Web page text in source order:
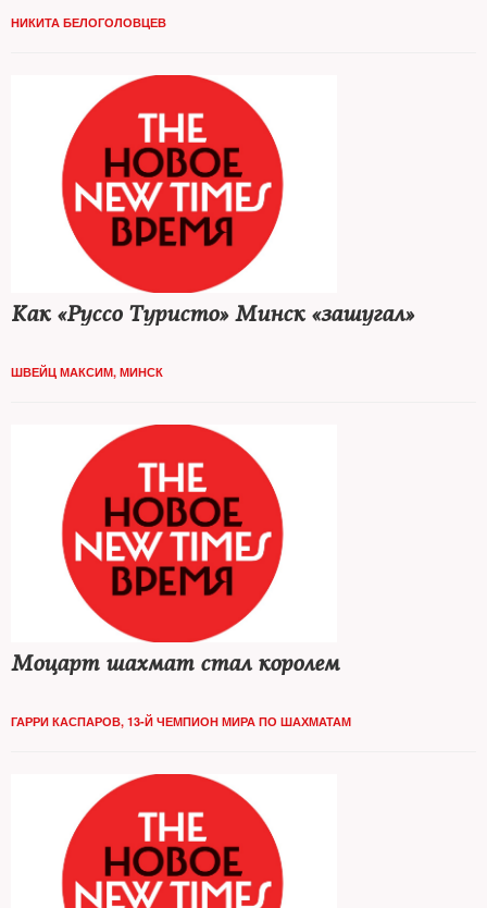
НИКИТА БЕЛОГОЛОВЦЕВ
Как «Руссо Туристо» Минск «зашугал»
ШВЕЙЦ МАКСИМ, МИНСК
Моцарт шахмат стал королем
ГАРРИ КАСПАРОВ, 13-Й ЧЕМПИОН МИРА ПО ШАХМАТАМ